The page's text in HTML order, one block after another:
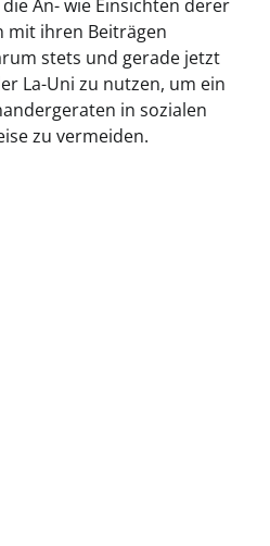
An- wie Einsichten derer
mit ihren Beiträgen
stets und gerade jetzt
La-Uni zu nutzen, um ein
in sozialen
zu vermeiden.